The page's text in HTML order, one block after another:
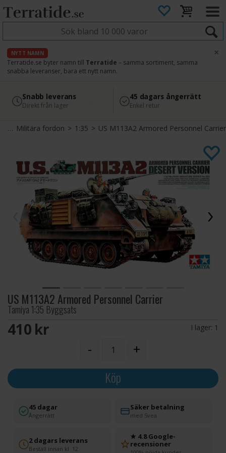
NYTT NAMN
Terratide.se byter namn till Terratide – samma sortiment, samma
snabba leveranser, bara ett nytt namn.
×
4.8
Läs omdömen på Google
Säker betalning
med Svea
Snabb leverans
Direkt från lager
45 dagars ångerrätt
Enkel retur
Militära fordon> 1:35>US M113A2 Armored Personnel Carrier
US M113A2 Armored Personnel Carrier
Tamiya 1:35 Byggsats
410 SEK I lager: 1
- +
Köp
45 dagar
Ångerrätt
Säker betalning
med Svea
2 dagars leverans
Beställ innan kl. 12
★ 4.8 Google-
recensioner